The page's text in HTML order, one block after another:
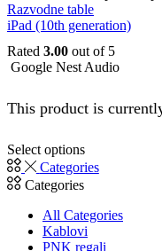
Razvodne table
iPad (10th generation)
Rated 3.00 out of 5
Google Nest Audio
This product is
Select options
Categories
Categories
All Categories
Kablovi
PNK regali